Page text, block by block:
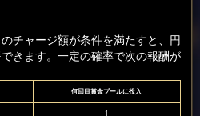
チャージ額が条件を満たすと、円
きます。一定の確率で次の報酬が
何回目賞金プールに投入
1